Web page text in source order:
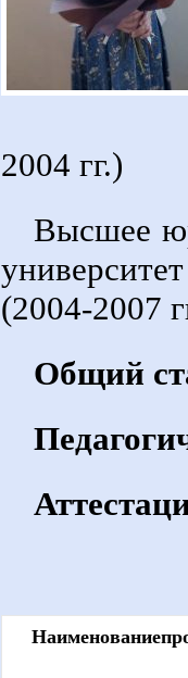
2004 гг.)
Высшее
(2004-2007
Общий
Наименование